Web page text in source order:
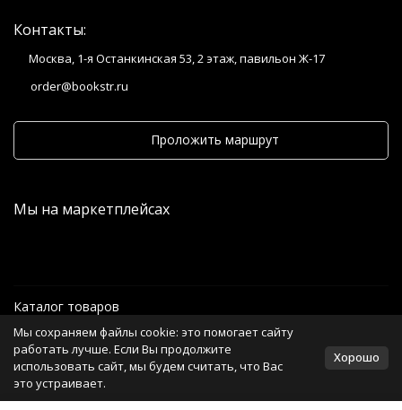
Контакты:
Москва, 1-я Останкинская 53, 2 этаж, павильон Ж-17
order@bookstr.ru
Проложить маршрут
Мы на маркетплейсах
Каталог товаров
Информация
Политика персональных данных
Мы сохраняем файлы cookie: это помогает сайту
работать лучше. Если Вы продолжите
использовать сайт, мы будем считать, что Вас
это устраивает.
Хорошо